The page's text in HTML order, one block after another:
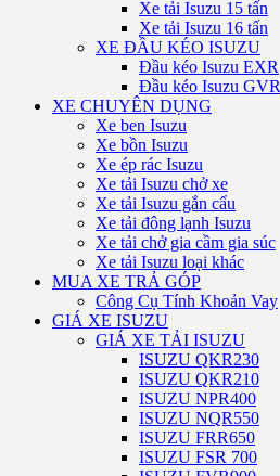
Xe tải Isuzu 15 tấn
Xe tải Isuzu 16 tấn
XE ĐẦU KÉO ISUZU
Đầu kéo Isuzu EXR
Đầu kéo Isuzu GVR
XE CHUYÊN DỤNG
Xe ben Isuzu
Xe bồn Isuzu
Xe ép rác Isuzu
Xe tải Isuzu chở xe
Xe tải Isuzu gắn cẩu
Xe tải đông lạnh Isuzu
Xe tải chở gia cầm gia súc
Xe tải Isuzu loại khác
MUA XE TRẢ GÓP
Công Cụ Tính Khoản Vay
GIÁ XE ISUZU
GIÁ XE TẢI ISUZU
ISUZU QKR230
ISUZU QKR210
ISUZU NPR400
ISUZU NQR550
ISUZU FRR650
ISUZU FSR 700